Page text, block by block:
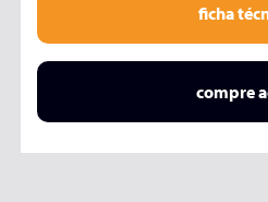
ficha
compre